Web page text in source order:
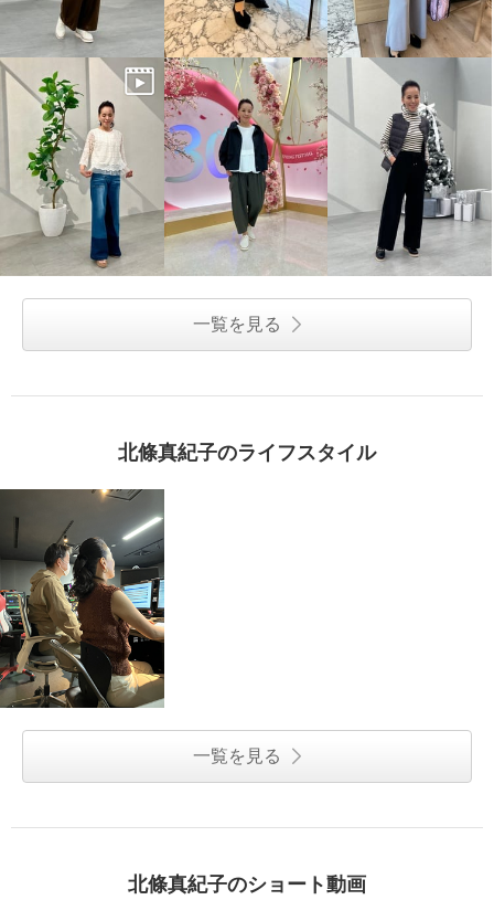
一覧を見る
北條真紀子のライフスタイル
一覧を見る
北條真紀子のショート動画